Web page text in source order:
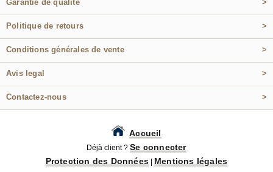
Garantie de qualité >
Politique de retours >
Conditions générales de vente >
Avis legal >
Contactez-nous >
Accueil
Déjà client ?Se connecter
Protection des Données | Mentions légales